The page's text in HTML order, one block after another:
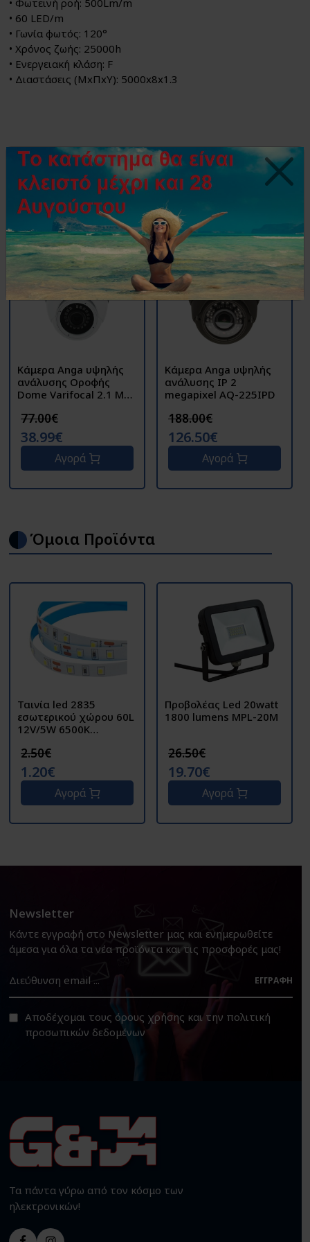
• Φωτεινή ροή: 500Lm/m
• 60 LED/m
• Γωνία φωτός: 120°
• Χρόνος ζωής: 25000h
• Ενεργειακή κλάση: F
• Διαστάσεις (ΜxΠxY): 5000x8x1.3
Δείτε επίσης...
Κάμερα Anga υψηλής
ανάλυσης Οροφής
Dome Varifocal 2.1 MP
77.00€
38.99€
Αγορά
Κάμερα Anga υψηλής
ανάλυσης IP 2
megapixel AQ-225IPD
188.00€
126.50€
Αγορά
Όμοια Προϊόντα
Ταινία led 2835
εσωτερικού χώρου 60L
12V/5W 6500K
2.50€
1.20€
Αγορά
Προβολέας Led 20watt
1800 lumens MPL-20M
26.50€
19.70€
Αγορά
Newsletter
Κάντε εγγραφή στο Newsletter μας και ενημερωθείτε
άμεσα για όλα τα νέα προϊόντα και τις προσφορές μας!
ΕΓΓΡΑΦΉ
Αποδέχομαι τους όρους χρήσης και την πολιτική
προσωπικών δεδομένων
Τα πάντα γύρω από τον κόσμο των
ηλεκτρονικών!